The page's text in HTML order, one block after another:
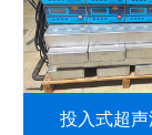
投入式超声